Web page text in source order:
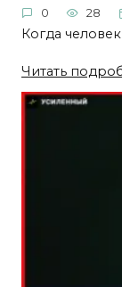
0 28
Когда
Читать